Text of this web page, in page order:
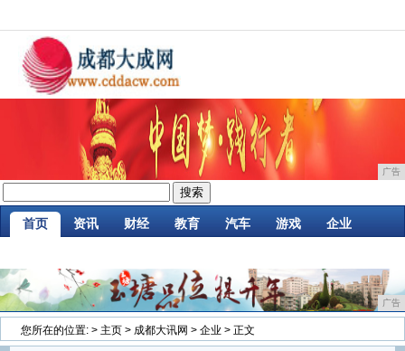
广告
首页 资讯 财经 教育 汽车 游戏 企业
广告
您所在的位置: > 主页 > 成都大讯网 > 企业 > 正文